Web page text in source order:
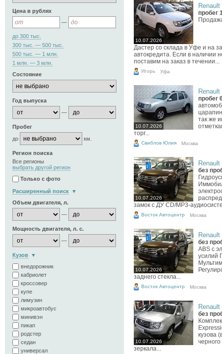
Цена в рублях
—
до 300 тыс.
300 тыс. — 500 тыс.
500 тыс. — 1 млн.
1 млн. — 3 млн.
Состояние
Год выпуска
—
Пробег
до
км.
Регион поиска
Все регионы
выбрать другой регион
Только с фото
Расширенный поиск
Объем двигателя, л.
—
Мощность двигателя, л. с.
—
Кузов
внедорожник
кабриолет
кроссовер
купе
лимузин
микроавтобус
минивэн
пикап
родстер
седан
универсал
10.07.2026
Renault
пробег
Дастер со склада в Уфе и на
автокредита. Если в наличии
поставим на заказ в течении...
Игорь Уфа
10.07.2026
Renault
пробег
так же
торг...
Свиблов Юлия Москва
10.07.2026
Renault
без
замок с ДУ CD/MP3-
Восток Автоцентр Москва
10.07.2026
Renault
без
ABS с
усилий
заднего стекла...
Восток Автоцентр Москва
10.07.2026
Renault
без
кузова
зеркала...